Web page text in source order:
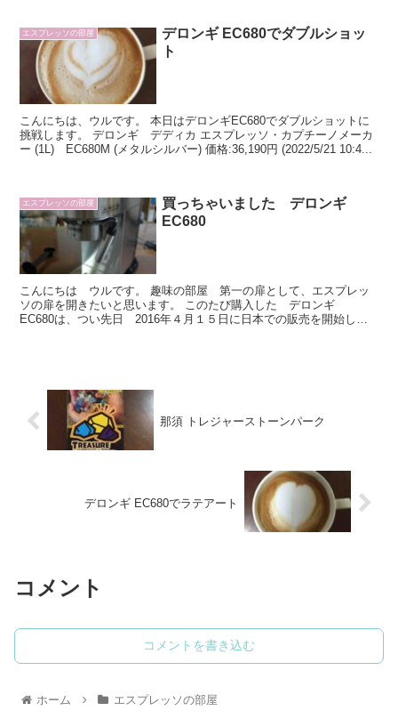
エスプレッソの部屋
デロンギ EC680でダブルショッ
ト
こんにちは、ウルです。 本日はデロンギEC680でダブルショットに
挑戦します。 デロンギ デディカ エスプレッソ・カプチーノメーカ
ー (1L) EC680M (メタルシルバー) 価格:36,190円 (2022/5/21 10:4...
エスプレッソの部屋
買っちゃいました デロンギ
EC680
こんにちは ウルです。 趣味の部屋 第一の扉として、エスプレッ
ソの扉を開きたいと思います。 このたび購入した デロンギ
EC680は、つい先日 2016年４月１５日に日本での販売を開始した
那須 トレジャーストーンパーク
デロンギ EC680でラテアート
コメント
コメントを書き込む
ホーム エスプレッソの部屋